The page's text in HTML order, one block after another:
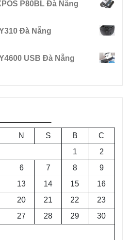
P80BL Đà Nẵng
Đà Nẵng
USB Đà Nẵng
N S B
C
1
2
6 7 8
9
13 14 15
16
20 21 22
23
27 28 29
30